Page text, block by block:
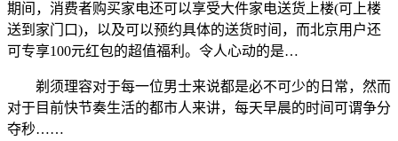
期间，消费者购买家电还可以享受大件家电送货上楼(可上楼
送到家门口)，以及可以预约具体的送货时间，而北京用户还
可专享100元红包的超值福利。令人心动的是…
剃须理容对于每一位男士来说都是必不可少的日常，然而
对于目前快节奏生活的都市人来讲，每天早晨的时间可谓争分
夺秒……